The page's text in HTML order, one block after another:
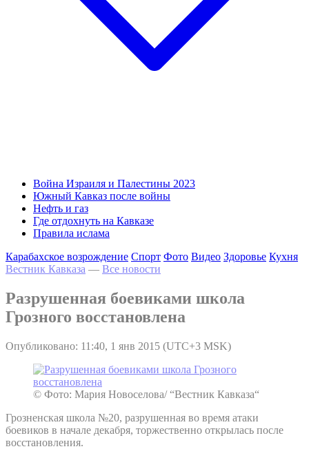
Война Израиля и Палестины 2023
Южный Кавказ после войны
Нефть и газ
Где отдохнуть на Кавказе
Правила ислама
Карабахское возрождение Спорт Фото Видео Здоровье Кухня
Вестник Кавказа — Все новости
Разрушенная боевиками школа
Грозного восстановлена
Опубликовано: 11:40, 1 янв 2015 (UTC+3 MSK)
© Фото: Мария Новоселова/ “Вестник Кавказа“
Грозненская школа №20, разрушенная во время атаки
боевиков в начале декабря, торжественно открылась после
восстановления.